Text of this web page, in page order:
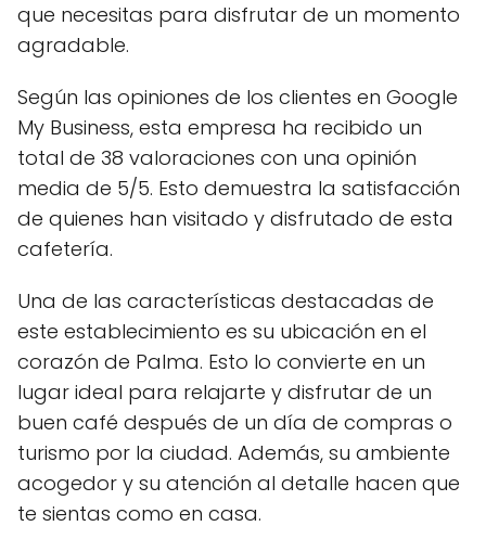
que necesitas para disfrutar de un momento
agradable.
Según las opiniones de los clientes en Google
My Business, esta empresa ha recibido un
total de 38 valoraciones con una opinión
media de 5/5. Esto demuestra la satisfacción
de quienes han visitado y disfrutado de esta
cafetería.
Una de las características destacadas de
este establecimiento es su ubicación en el
corazón de Palma. Esto lo convierte en un
lugar ideal para relajarte y disfrutar de un
buen café después de un día de compras o
turismo por la ciudad. Además, su ambiente
acogedor y su atención al detalle hacen que
te sientas como en casa.